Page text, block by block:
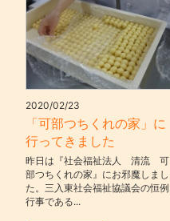
2020/02/23
「可部つちくれの家」に
行ってきました
昨日は『社会福祉法人 清流 可
部つちくれの家』にお邪魔しまし
た。三入東社会福祉協議会の恒例
行事である...